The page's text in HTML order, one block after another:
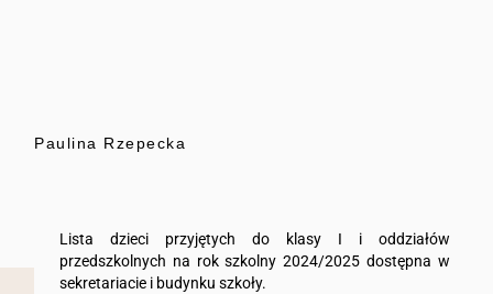
Paulina Rzepecka
Lista dzieci przyjętych do klasy I i oddziałów
przedszkolnych na rok szkolny 2024/2025 dostępna w
sekretariacie i budynku szkoły.